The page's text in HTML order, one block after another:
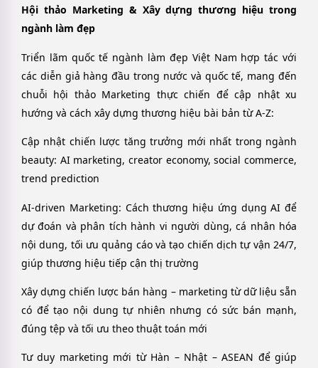
Hội thảo Marketing & Xây dựng thương hiệu trong
ngành làm đẹp
Triển lãm quốc tế ngành làm đẹp Việt Nam hợp tác với
các diễn giả hàng đầu trong nước và quốc tế, mang đến
chuỗi hội thảo Marketing thực chiến để cập nhật xu
hướng và cách xây dựng thương hiệu bài bản từ A-Z:
Cập nhật chiến lược tăng trưởng mới nhất trong ngành
beauty: AI marketing, creator economy, social commerce,
trend prediction
AI-driven Marketing: Cách thương hiệu ứng dụng AI để
dự đoán và phân tích hành vi người dùng, cá nhân hóa
nội dung, tối ưu quảng cáo và tạo chiến dịch tự vận 24/7,
giúp thương hiệu tiếp cận thị trường
Xây dựng chiến lược bán hàng – marketing từ dữ liệu sẵn
có để tạo nội dung tự nhiên nhưng có sức bán mạnh,
đúng tệp và tối ưu theo thuật toán mới
Tư duy marketing mới từ Hàn – Nhật – ASEAN để giúp